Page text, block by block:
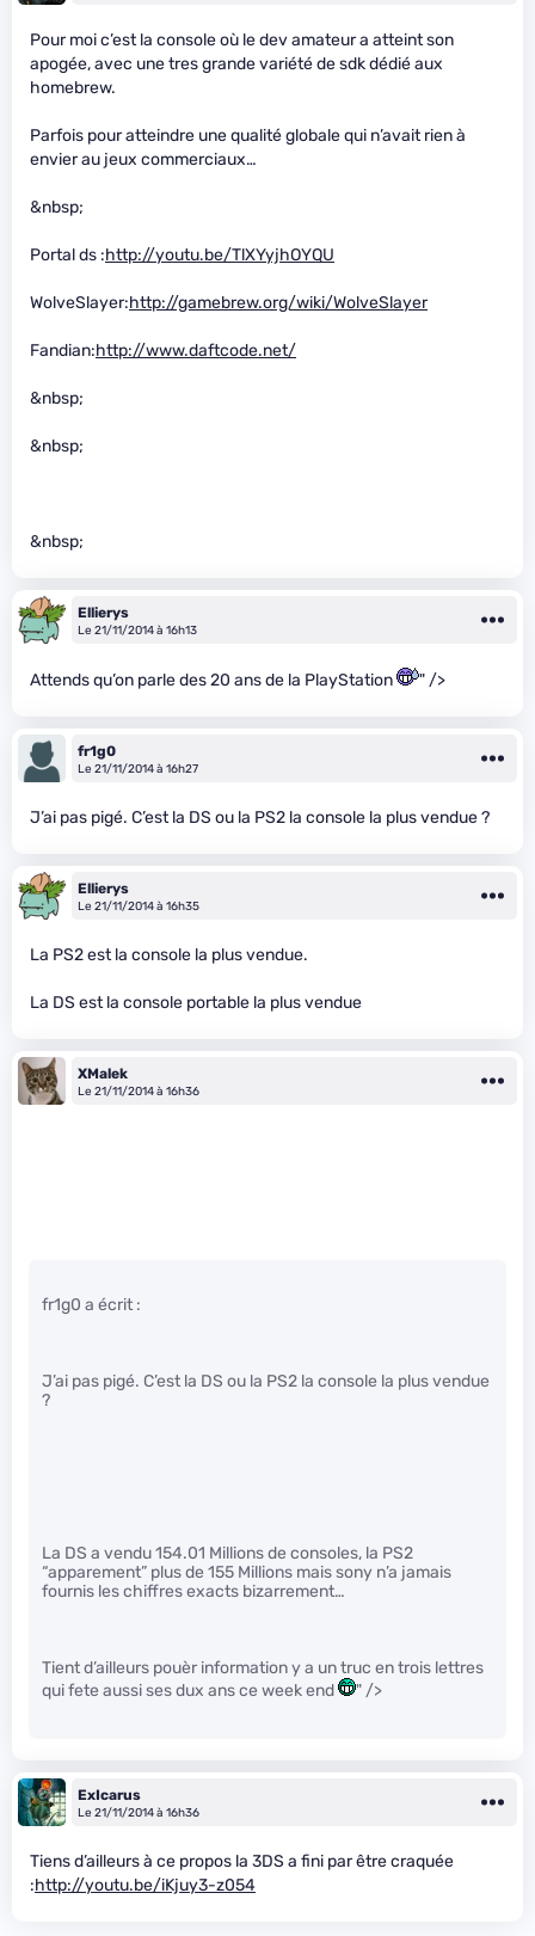
Pour moi c’est la console où le dev amateur a atteint son
apogée, avec une tres grande variété de sdk dédié aux
homebrew.
Parfois pour atteindre une qualité globale qui n’avait rien à
envier au jeux commerciaux…
&nbsp;
Portal ds :http://youtu.be/TlXYyjhOYQU
WolveSlayer:http://gamebrew.org/wiki/WolveSlayer
Fandian:http://www.daftcode.net/
&nbsp;
&nbsp;
&nbsp;
Ellierys
Le 21/11/2014 à 16h13
Attends qu’on parle des 20 ans de la PlayStation " />
fr1g0
Le 21/11/2014 à 16h27
J’ai pas pigé. C’est la DS ou la PS2 la console la plus vendue ?
Ellierys
Le 21/11/2014 à 16h35
La PS2 est la console la plus vendue.
La DS est la console portable la plus vendue
XMalek
Le 21/11/2014 à 16h36
fr1g0 a écrit :
J’ai pas pigé. C’est la DS ou la PS2 la console la plus vendue
?
La DS a vendu 154.01 Millions de consoles, la PS2
“apparement” plus de 155 Millions mais sony n’a jamais
fournis les chiffres exacts bizarrement…
Tient d’ailleurs pouèr information y a un truc en trois lettres
qui fete aussi ses dux ans ce week end
" />
ExIcarus
Le 21/11/2014 à 16h36
Tiens d’ailleurs à ce propos la 3DS a fini par être craquée
:http://youtu.be/iKjuy3-z054